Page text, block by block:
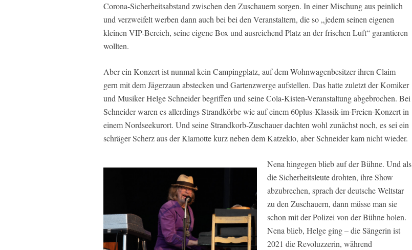
Corona-Sicherheitsabstand zwischen den Zuschauern sorgen. In einer Mischung aus peinlich
und verzweifelt werben dann auch bei bei den Veranstaltern, die so „jedem seinen eigenen
kleinen VIP-Bereich, seine eigene Box und ausreichend Platz an der frischen Luft“ garantieren
wollten.
Aber ein Konzert ist nunmal kein Campingplatz, auf dem Wohnwagenbesitzer ihren Claim
gern mit dem Jägerzaun abstecken und Gartenzwerge aufstellen. Das hatte zuletzt der Komiker
und Musiker Helge Schneider begriffen und seine Cola-Kisten-Veranstaltung abgebrochen. Bei
Schneider waren es allerdings Strandkörbe wie auf einem 60plus-Klassik-im-Freien-Konzert in
einem Nordseekurort. Und seine Strandkorb-Zuschauer dachten wohl zunächst noch, es sei ein
schräger Scherz aus der Klamotte kurz neben dem Katzeklo, aber Schneider kam nicht wieder.
Nena hingegen blieb auf der Bühne. Und als
die Sicherheitsleute drohten, ihre Show
abzubrechen, sprach der deutsche Weltstar
zu den Zuschauern, dann müsse man sie
schon mit der Polizei von der Bühne holen.
Nena blieb, Helge ging – die Sängerin ist
2021 die Revoluzzerin, während